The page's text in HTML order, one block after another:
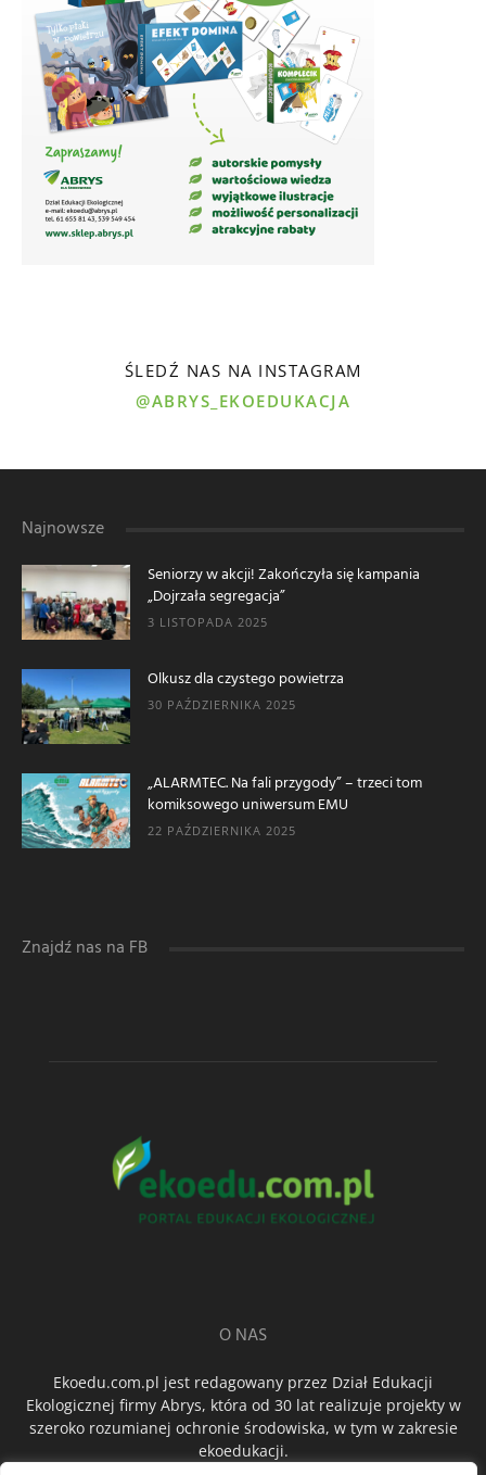
ŚLEDŹ NAS NA INSTAGRAM
@ABRYS_EKOEDUKACJA
Najnowsze
Seniorzy w akcji! Zakończyła się kampania
„Dojrzała segregacja”
3 LISTOPADA 2025
Olkusz dla czystego powietrza
30 PAŹDZIERNIKA 2025
„ALARMTEC. Na fali przygody” – trzeci tom
komiksowego uniwersum EMU
22 PAŹDZIERNIKA 2025
Znajdź nas na FB
O NAS
Ekoedu.com.pl jest redagowany przez Dział Edukacji
Ekologicznej firmy Abrys, która od 30 lat realizuje projekty w
szeroko rozumianej ochronie środowiska, w tym w zakresie
ekoedukacji.